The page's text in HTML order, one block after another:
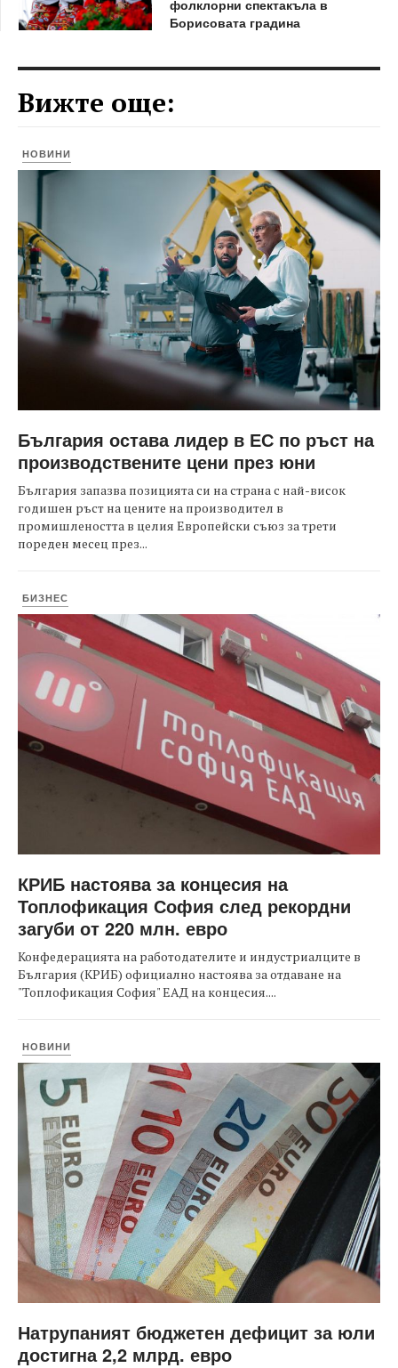
фолклорни спектакъла в
Борисовата градина
Вижте още:
НОВИНИ
България остава лидер в ЕС по ръст на
производствените цени през юни
България запазва позицията си на страна с най-висок
годишен ръст на цените на производител в
промишлеността в целия Европейски съюз за трети
пореден месец през...
БИЗНЕС
КРИБ настоява за концесия на
Топлофикация София след рекордни
загуби от 220 млн. евро
Конфедерацията на работодателите и индустриалците в
България (КРИБ) официално настоява за отдаване на
"Топлофикация София" ЕАД на концесия....
НОВИНИ
Натрупаният бюджетен дефицит за юли
достигна 2,2 млрд. евро